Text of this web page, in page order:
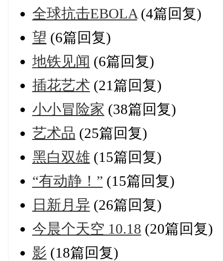
全球抗击EBOLA(4篇回复)
望 (6篇回复)
地铁见闻 (6篇回复)
插花艺术 (21篇回复)
小小冒险家 (38篇回复)
艺术品 (25篇回复)
黑白双雄(15篇回复)
“有动静！” (15篇回复)
日新月异 (26篇回复)
今晨个天空 10.18 (20篇回复)
影 (18篇回复)